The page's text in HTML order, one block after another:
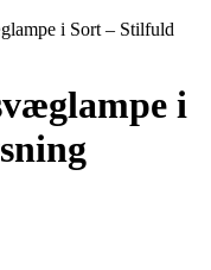
i Sort – Stilfuld
i